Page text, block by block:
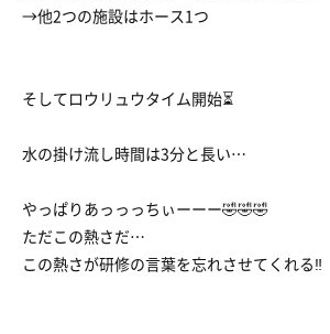
→他2つの施設はホース1つ
そしてロウリュウタイム開始⏳
水の掛け流し時間は3分と長い…
やっぱりあっっっちぃーーー🤣🤣🤣
ただこの熱さだ…
この熱さが研修の言葉を忘れさせてくれる‼︎